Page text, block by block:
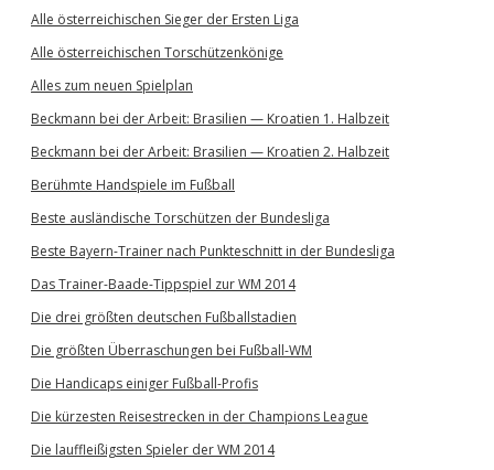
Alle österreichischen Sieger der Ersten Liga
Alle österreichischen Torschützenkönige
Alles zum neuen Spielplan
Beckmann bei der Arbeit: Brasilien — Kroatien 1. Halbzeit
Beckmann bei der Arbeit: Brasilien — Kroatien 2. Halbzeit
Berühmte Handspiele im Fußball
Beste ausländische Torschützen der Bundesliga
Beste Bayern-Trainer nach Punkteschnitt in der Bundesliga
Das Trainer-Baade-Tippspiel zur WM 2014
Die drei größten deutschen Fußballstadien
Die größten Überraschungen bei Fußball-WM
Die Handicaps einiger Fußball-Profis
Die kürzesten Reisestrecken in der Champions League
Die lauffleißigsten Spieler der WM 2014